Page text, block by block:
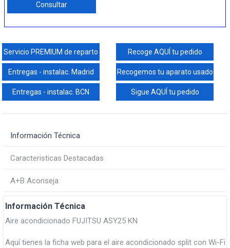
Consultar
Servicio PREMIUM de reparto Recoge AQUÍ tu pedido
Entregas - instalac. Madrid Recogemos tu aparato usado
Entregas - instalac. BCN Sigue AQUÍ tu pedido
Información Técnica
Caracteristicas Destacadas
A+B Aconseja
Información Técnica
Aire acondicionado FUJITSU ASY25 KN
Aquí tienes la ficha web para el aire acondicionado split con Wi-Fi